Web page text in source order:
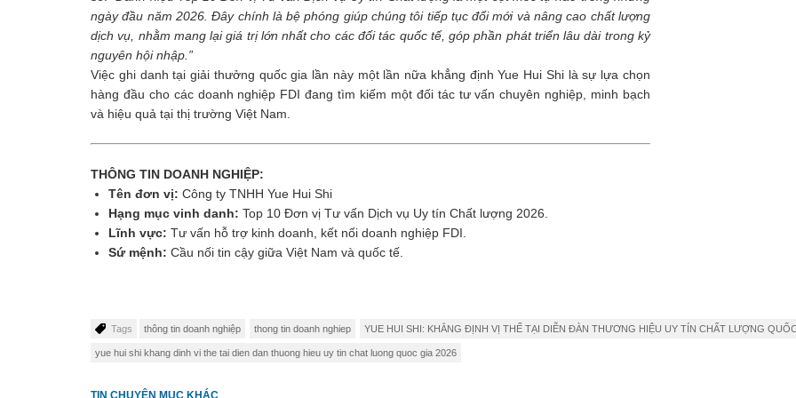
ngày đầu năm 2026. Đây chính là bệ phóng giúp chúng tôi tiếp tục đổi mới và nâng cao chất lượng
dịch vụ, nhằm mang lại giá trị lớn nhất cho các đối tác quốc tế, góp phần phát triển lâu dài trong kỷ
nguyên hội nhập.”
Việc ghi danh tại giải thưởng quốc gia lần này một lần nữa khẳng định Yue Hui Shi là sự lựa chọn
hàng đầu cho các doanh nghiệp FDI đang tìm kiếm một đối tác tư vấn chuyên nghiệp, minh bạch
và hiệu quả tại thị trường Việt Nam.
THÔNG TIN DOANH NGHIỆP:
Tên đơn vị: Công ty TNHH Yue Hui Shi
Hạng mục vinh danh: Top 10 Đơn vị Tư vấn Dịch vụ Uy tín Chất lượng 2026.
Lĩnh vực: Tư vấn hỗ trợ kinh doanh, kết nối doanh nghiệp FDI.
Sứ mệnh: Cầu nối tin cậy giữa Việt Nam và quốc tế.
Tags thông tin doanh nghiệp thong tin doanh nghiep YUE HUI SHI: KHẲNG ĐỊNH VỊ THẾ TẠI DIỄN ĐÀN THƯƠNG HIỆU UY TÍN CHẤT LƯỢNG
yue hui shi khang dinh vi the tai dien dan thuong hieu uy tin chat luong quoc gia 2026